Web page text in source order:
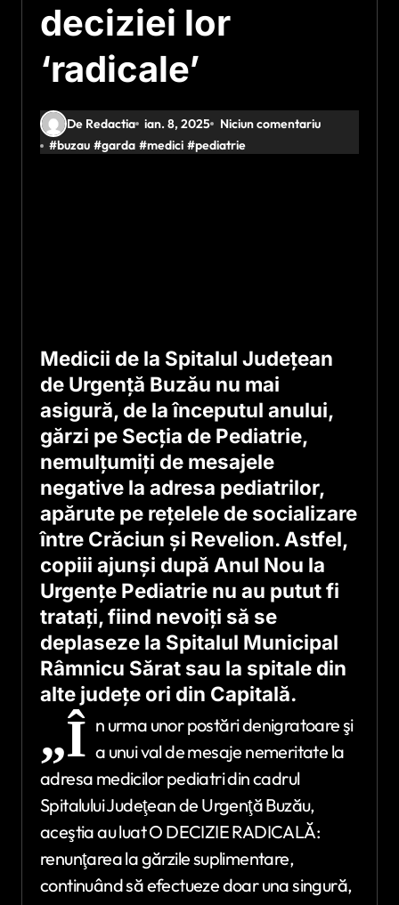
deciziei lor
‘radicale’
De Redactia ian. 8, 2025
Niciun comentariu
#buzau #garda #medici #pediatrie
Medicii de la Spitalul Judeţean
de Urgenţă Buzău nu mai
asigură, de la începutul anului,
gărzi pe Secţia de Pediatrie,
nemulţumiţi de mesajele
negative la adresa pediatrilor,
apărute pe reţelele de socializare
între Crăciun şi Revelion. Astfel,
copiii ajunşi după Anul Nou la
Urgenţe Pediatrie nu au putut fi
trataţi, fiind nevoiţi să se
deplaseze la Spitalul Municipal
Râmnicu Sărat sau la spitale din
alte judeţe ori din Capitală.
„Î n urma unor postări denigratoare şi
a unui val de mesaje nemeritate la
adresa medicilor pediatri din cadrul
Spitalului Judeţean de Urgenţă Buzău,
aceştia au luat O DECIZIE RADICALĂ:
renunţarea la gărzile suplimentare,
continuând să efectueze doar una singură,